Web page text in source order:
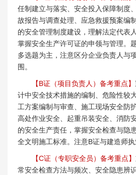
任制建立与落实、安全投入保障制度
故报告与调查处理、应急救援预案编
的安全管理制度建设，理解法定代表
掌握安全生产许可证的申领与管理。
多选题为主，注意区分企业负责人与
围。
【B证（项目负责人）备考重点】
计中安全技术措施的编制、危险性较
工方案编制与审查、施工现场安全防
高处作业安全、起重吊装安全、消防
的安全生产责任，掌握安全检查与隐
全文明施工标准。注意B证与建造师执
【C证（专职安全员）备考重点】
常安全检查方法与频次、安全隐患辨